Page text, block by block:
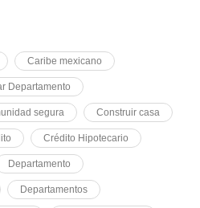
Caribe mexicano
Departamento
segura Construir casa
Crédito Hipotecario
Departamento
Departamentos